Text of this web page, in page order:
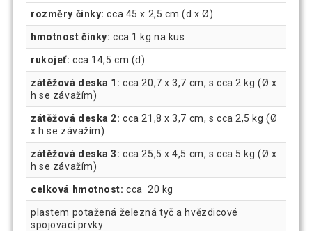
rozměry činky: cca 45 x 2,5 cm (d x Ø)
hmotnost činky: cca 1 kg na kus
rukojeť: cca 14,5 cm (d)
zátěžová deska 1: cca 20,7 x 3,7 cm, s cca 2 kg (Ø x
h se závažím)
zátěžová deska 2: cca 21,8 x 3,7 cm, s cca 2,5 kg (Ø
x h se závažím)
zátěžová deska 3: cca 25,5 x 4,5 cm, s cca 5 kg (Ø x
h se závažím)
celková hmotnost: cca 20 kg
plastem potažená železná tyč a hvězdicové
spojovací prvky